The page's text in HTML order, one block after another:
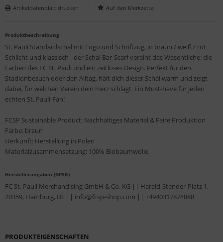
Artikeldatenblatt drucken
Produktbeschreibung
St. Pauli Standardschal mit Logo und Schriftzug, in braun / weiß / rot
Schlicht und klassisch - der Schal Bar-Scarf vereint das Wesentliche: die
Farben des FC St. Pauli und ein zeitloses Design. Perfekt für den
Stadionbesuch oder den Alltag, hält dich dieser Schal warm und zeigt
dabei, für welchen Verein dein Herz schlägt. Ein Must-have für jeden
echten St. Pauli-Fan!
FCSP Sustainable Product: Nachhaltiges Material & Faire Produktion
Farbe: braun
Herkunft: Herstellung in Polen
Materialzusammensetzung: 100% Biobaumwolle
Herstellerangaben (GPSR)
FC St. Pauli Merchandising GmbH & Co. KG || Harald-Stender-Platz 1,
20359, Hamburg, DE || info@fcsp-shop.com || +4940317874888
PRODUKTEIGENSCHAFTEN